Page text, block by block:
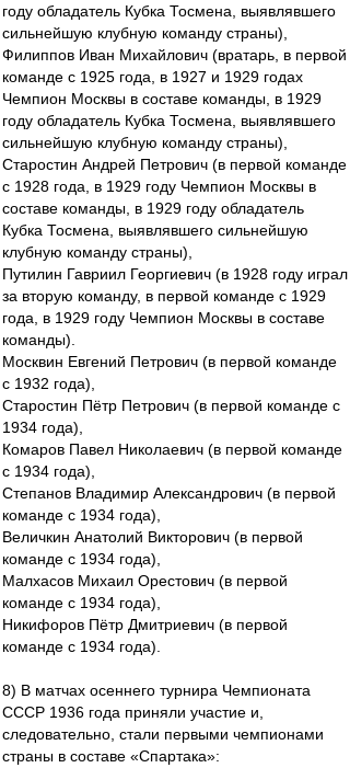
году обладатель Кубка Тосмена, выявлявшего
сильнейшую клубную команду страны),
Филиппов Иван Михайлович (вратарь, в первой
команде с 1925 года, в 1927 и 1929 годах
Чемпион Москвы в составе команды, в 1929
году обладатель Кубка Тосмена, выявлявшего
сильнейшую клубную команду страны),
Старостин Андрей Петрович (в первой команде
с 1928 года, в 1929 году Чемпион Москвы в
составе команды, в 1929 году обладатель
Кубка Тосмена, выявлявшего сильнейшую
клубную команду страны),
Путилин Гавриил Георгиевич (в 1928 году играл
за вторую команду, в первой команде с 1929
года, в 1929 году Чемпион Москвы в составе
команды).
Москвин Евгений Петрович (в первой команде
с 1932 года),
Старостин Пётр Петрович (в первой команде с
1934 года),
Комаров Павел Николаевич (в первой команде
с 1934 года),
Степанов Владимир Александрович (в первой
команде с 1934 года),
Величкин Анатолий Викторович (в первой
команде с 1934 года),
Малхасов Михаил Орестович (в первой
команде с 1934 года),
Никифоров Пётр Дмитриевич (в первой
команде с 1934 года).
8) В матчах осеннего турнира Чемпионата
СССР 1936 года приняли участие и,
следовательно, стали первыми чемпионами
страны в составе «Спартака»: